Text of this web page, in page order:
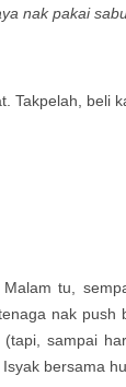
nak pakai
Takpelah, beli
tu,
nak push
sampai
bersama